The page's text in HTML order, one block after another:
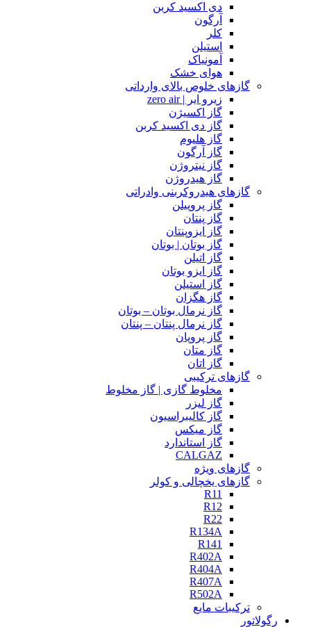
دی اکسید کربن
آرگون
کلر
استیلن
آمونیاک
هوای خشک
گازهای خلوص بالای وارداتی
زیرو ایر | zero air
گاز اکسیژن
گاز دی اکسید کربن
گاز هلیوم
گاز آرگون
گاز نیتروژن
گاز هیدروژن
گازهای هیدروکربنی وادراتی
گاز پروپیلن
گاز پنتان
گاز ایزوپنتان
گاز بوتان | بوتان
گاز اتیلن
گاز ایزو بوتان
گاز استیلن
گاز هگزان
گاز نرمال بوتان – بوتان
گاز نرمال پنتان – پنتان
گاز پروپان
گاز متان
گاز اتان
گازهای ترکیبی
مخلوط گازی | گاز مخلوط
گاز لیزر
گاز کالیبراسیون
گاز میکس
گاز استاندارد
CALGAZ
گازهای ویژه
گازهای یخچالی و کولر
R11
R12
R22
R134A
R141
R402A
R404A
R407A
R502A
ترکیبات مایع
رگولاتور